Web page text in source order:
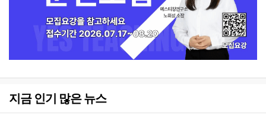
지금 인기 많은 뉴스